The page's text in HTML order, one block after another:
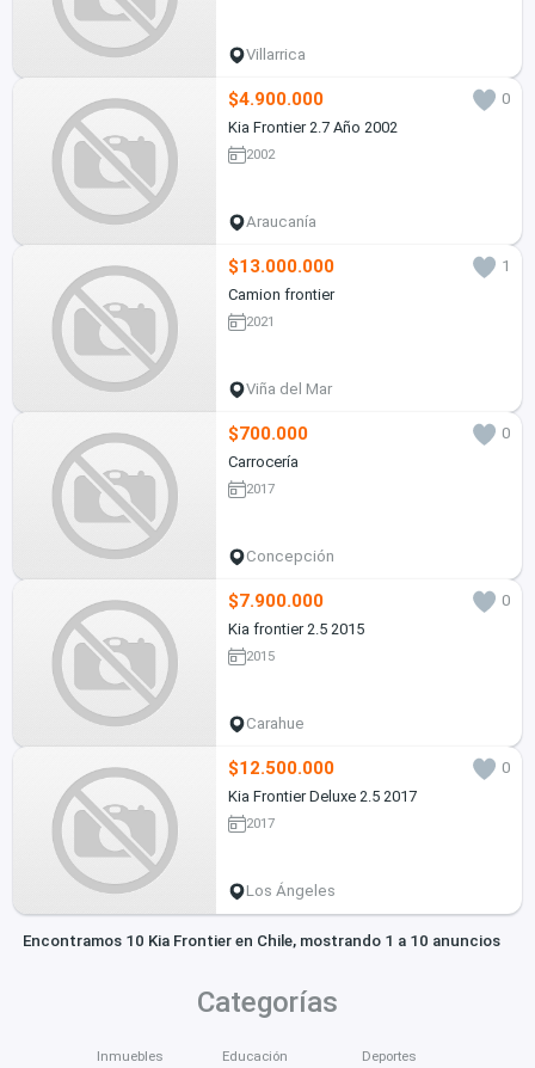
Villarrica
$4.900.000
0
Kia Frontier 2.7 Año 2002
2002
Araucanía
$13.000.000
1
Camion frontier
2021
Viña del Mar
$700.000
0
Carrocería
2017
Concepción
$7.900.000
0
Kia frontier 2.5 2015
2015
Carahue
$12.500.000
0
Kia Frontier Deluxe 2.5 2017
2017
Los Ángeles
Encontramos 10 Kia Frontier en Chile, mostrando 1 a 10 anuncios
Categorías
Inmuebles Educación Deportes